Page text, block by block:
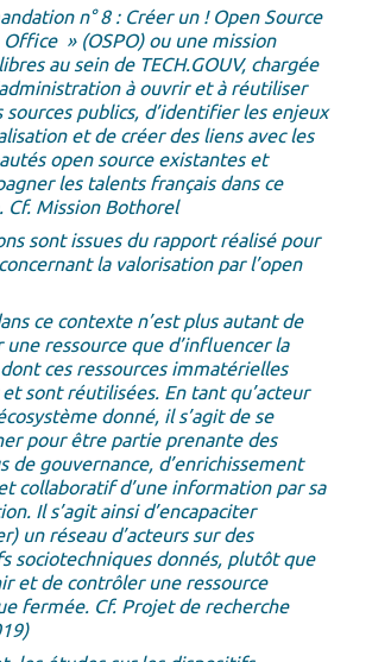
n° 8 : Créer un ! Open Source
» (OSPO) ou une mission
au sein de TECH.GOUV, chargée
à ouvrir et à réutiliser
sources publics, d’identifier les enjeux
et de créer des liens avec les
open source existantes et
les talents français dans ce
Cf. Mission Bothorel
sont issues du rapport réalisé pour
la valorisation par l’open
ce contexte n’est plus autant de
une ressource que d’influencer la
ces ressources immatérielles
sont réutilisées. En tant qu’acteur
donné, il s’agit de se
pour être partie prenante des
de gouvernance, d’enrichissement
collaboratif d’une information par sa
Il s’agit ainsi d’encapaciter
un réseau d’acteurs sur des
sociotechniques donnés, plutôt que
et de contrôler une ressource
fermée. Cf. Projet de recherche